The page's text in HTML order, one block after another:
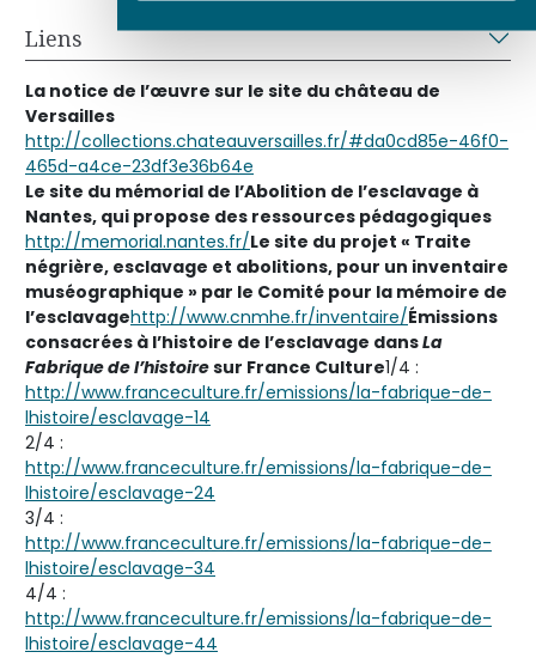
Liens
La notice de l’œuvre sur le site du château de
Versailles
http://collections.chateauversailles.fr/#da0cd85e-46f0-
465d-a4ce-23df3e36b64e
Le site du mémorial de l’Abolition de l’esclavage à
Nantes, qui propose des ressources pédagogiques
http://memorial.nantes.fr/Le site du projet « Traite
négrière, esclavage et abolitions, pour un inventaire
muséographique » par le Comité pour la mémoire de
l’esclavagehttp://www.cnmhe.fr/inventaire/Émissions
consacrées à l’histoire de l’esclavage dansLa
Fabrique de l’histoiresur France Culture1/4 :
http://www.franceculture.fr/emissions/la-fabrique-de-
lhistoire/esclavage-14
2/4 :
http://www.franceculture.fr/emissions/la-fabrique-de-
lhistoire/esclavage-24
3/4 :
http://www.franceculture.fr/emissions/la-fabrique-de-
lhistoire/esclavage-34
4/4 :
http://www.franceculture.fr/emissions/la-fabrique-de-
lhistoire/esclavage-44